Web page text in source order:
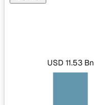
USD 11.53 Bn